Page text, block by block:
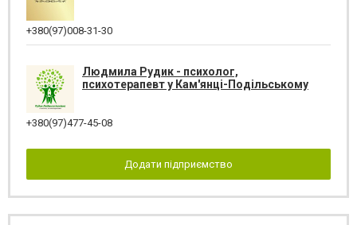
+380(97)008-31-30
Людмила Рудик - психолог,
психотерапевт у Кам'янці-Подільському
+380(97)477-45-08
Додати підприємство